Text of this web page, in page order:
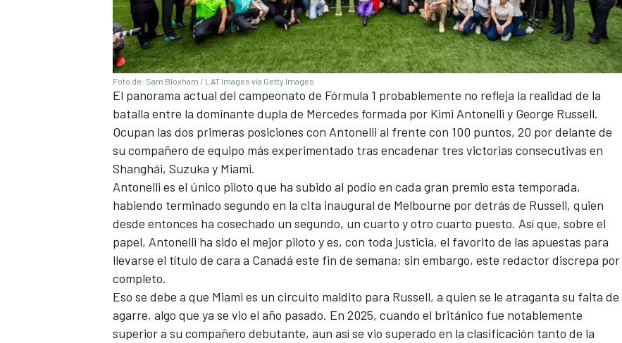
Foto de: Sam Bloxham / LAT Images vía Getty Images
El panorama actual del campeonato de Fórmula 1 probablemente no refleja la realidad de la
batalla entre la dominante dupla de Mercedes formada por Kimi Antonelli y George Russell.
Ocupan las dos primeras posiciones con Antonelli al frente con 100 puntos, 20 por delante de
su compañero de equipo más experimentado tras encadenar tres victorias consecutivas en
Shanghái, Suzuka y Miami.
Antonelli es el único piloto que ha subido al podio en cada gran premio esta temporada,
habiendo terminado segundo en la cita inaugural de Melbourne por detrás de Russell, quien
desde entonces ha cosechado un segundo, un cuarto y otro cuarto puesto. Así que, sobre el
papel, Antonelli ha sido el mejor piloto y es, con toda justicia, el favorito de las apuestas para
llevarse el título de cara a Canadá este fin de semana; sin embargo, este redactor discrepa por
completo.
Eso se debe a que Miami es un circuito maldito para Russell, a quien se le atraganta su falta de
agarre, algo que ya se vio el año pasado. En 2025, cuando el británico fue notablemente
superior a su compañero debutante, aun así se vio superado en la clasificación tanto de la